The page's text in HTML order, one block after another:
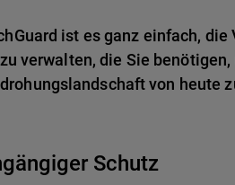
ist es ganz einfach,
verwalten, die Sie
von heute
Schutz